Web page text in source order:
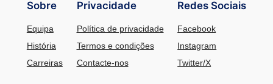
Sobre
Equipa
História
Carreiras
Privacidade
Política de privacidade
Termos e condições
Contacte-nos
Redes Sociais
Facebook
Instagram
Twitter/X